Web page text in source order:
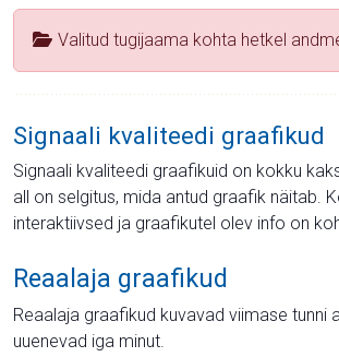
Valitud tugijaama kohta hetkel
Signaali kvaliteedi graafikud
Signaali kvaliteedi graafikuid on kokku
all on selgitus, mida antud graafik näitab.
interaktiivsed ja graafikutel olev info on
Reaalaja graafikud
Reaalaja graafikud kuvavad viimase tunni
uuenevad iga minut.